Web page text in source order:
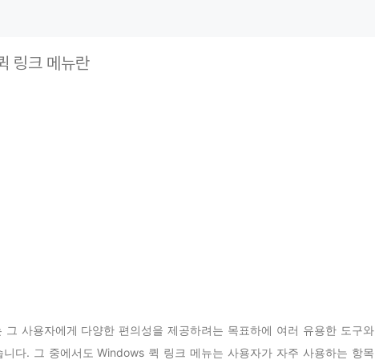
링크 메뉴란
그 사용자에게 다양한 편의성을 제공하려는 목표하에 여러 유용한 도구와
니다. 그 중에서도 Windows 퀵 링크 메뉴는 사용자가 자주 사용하는 항목